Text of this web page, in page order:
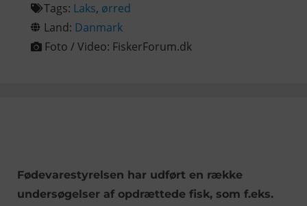
Tags: Laks, ørred
Land: Danmark
Foto / Video: FiskerForum.dk
Fødevarestyrelsen har udført en række
undersøgelser af opdrættede fisk, som f.eks.